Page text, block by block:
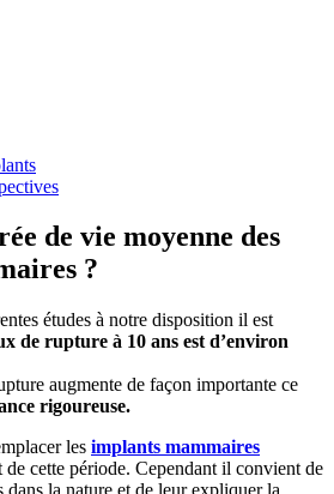
de vie moyenne des
?
études à notre disposition il est
de rupture à 10 ans est d’environ
augmente de façon importante ce
rigoureuse.
les implants mammaires
de cette période. Cependant il convient de